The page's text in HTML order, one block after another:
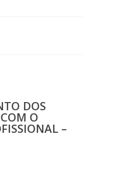
DOS
O
–